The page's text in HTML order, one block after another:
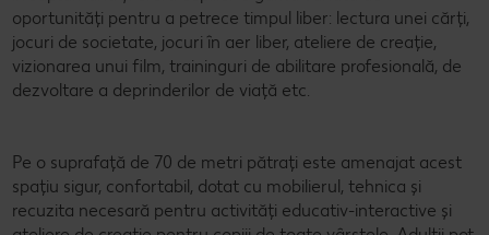
oportunități pentru a petrece timpul liber: lectura unei cărți,
jocuri de societate, jocuri în aer liber, ateliere de creație,
vizionarea unui film, traininguri de abilitare profesională, de
dezvoltare a deprinderilor de viață etc.
Pe o suprafață de 70 de metri pătrați este amenajat acest
spațiu sigur, confortabil, dotat cu mobilierul, tehnica și
recuzita necesară pentru activități educativ-interactive și